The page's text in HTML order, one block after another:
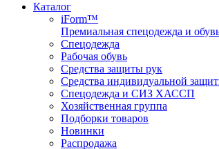
Каталог
iForm™
Премиальная спецодежда и
Спецодежда
Рабочая обувь
Средства защиты рук
Средства индивидуальной
Спецодежда и СИЗ ХАССП
Хозяйственная группа
Подборки товаров
Новинки
Распродажа